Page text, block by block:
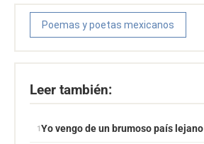
Poemas y poetas mexicanos
Leer también:
Yo vengo de un brumoso país lejano